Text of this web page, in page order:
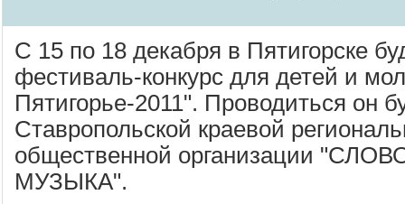
С 15 по 18 декабря в Пятигорске
фестиваль-конкурс для детей и
Пятигорье-2011". Проводиться он
Ставропольской краевой
общественной организации
МУЗЫКА".